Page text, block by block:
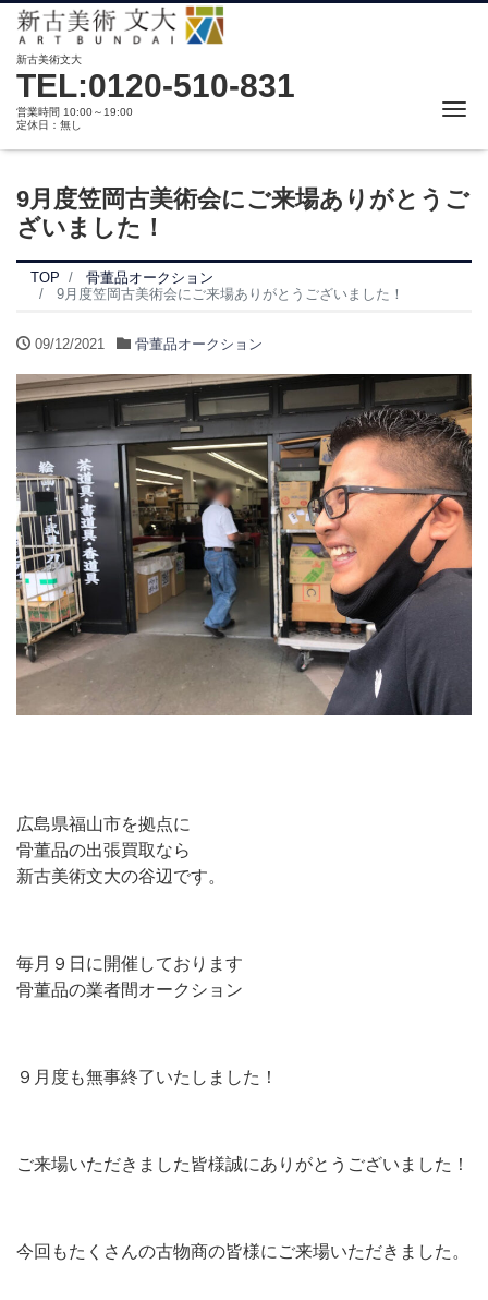
新古美術文大
TEL:0120-510-831
営業時間 10:00～19:00
定休日：無し
9月度笠岡古美術会にご来場ありがとうご
ざいました！
TOP
骨董品オークション
9月度笠岡古美術会にご来場ありがとうございました！
09/12/2021 骨董品オークション
広島県福山市を拠点に
骨董品の出張買取なら
新古美術文大の谷辺です。
毎月９日に開催しております
骨董品の業者間オークション
９月度も無事終了いたしました！
ご来場いただきました皆様誠にありがとうございました！
今回もたくさんの古物商の皆様にご来場いただきました。